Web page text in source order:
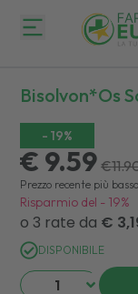
Bisolvon*os
- 19%
€ 9.59 €
Prezzo recente più basso
Risparmio del - 19%
DISPONIBILE